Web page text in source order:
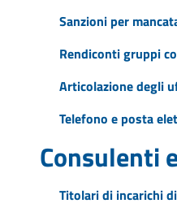
Sanzioni per
Rendiconti gruppi
Articolazione degli
Telefono e posta
Consulenti
Titolari di incarichi